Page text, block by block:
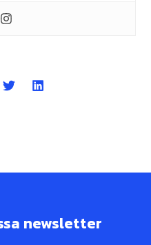
GESTÃO & AUTOMAÇÃO
newsletter